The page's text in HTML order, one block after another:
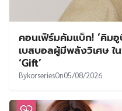
คอนเฟิร์มคัมแบ็ก! ‘คิม
เบสบอลผู้มีพลังวิเศษ ใ
‘Gift’
BykorseriesOn05/08/2026